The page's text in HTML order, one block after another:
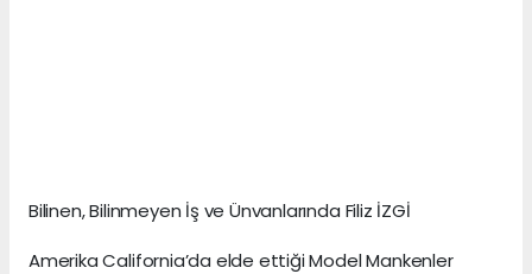
Bilinen, Bilinmeyen İş ve Ünvanlarında Filiz İZGİ
Amerika California’da elde ettiği Model Mankenler